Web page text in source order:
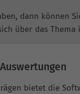
dann können
über das
bietet die